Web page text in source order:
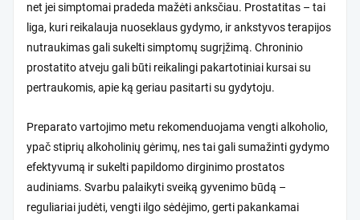
net jei simptomai pradeda mažėti anksčiau. Prostatitas – tai
liga, kuri reikalauja nuoseklaus gydymo, ir ankstyvos terapijos
nutraukimas gali sukelti simptomų sugrįžimą. Chroninio
prostatito atveju gali būti reikalingi pakartotiniai kursai su
pertraukomis, apie ką geriau pasitarti su gydytoju.
Preparato vartojimo metu rekomenduojama vengti alkoholio,
ypač stiprių alkoholinių gėrimų, nes tai gali sumažinti gydymo
efektyvumą ir sukelti papildomo dirginimo prostatos
audiniams. Svarbu palaikyti sveiką gyvenimo būdą –
reguliariai judėti, vengti ilgo sėdėjimo, gerti pakankamai